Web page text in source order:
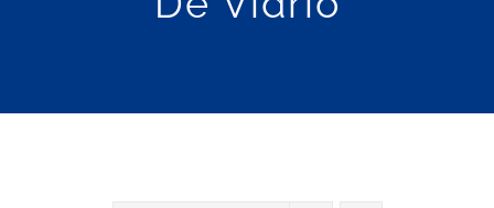
NUESTROS PRODUCTOS
0 productos